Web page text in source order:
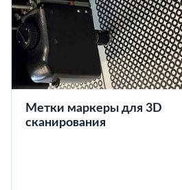
Метки маркеры для 3D
сканирования